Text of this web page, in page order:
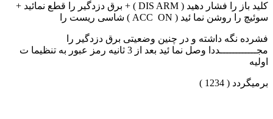
کلید باز را فشار دهید ( DIS ARM ) + برق دزدگیر را قطع نمائید +
سوئیچ را روشن نما ئید ( ACC ON ) شاسی ریست را
فشرده نگه داشته و در چنین وضعیتی برق دزدگیر را
مجــــــــــــددا وصل نما ئید بعد از 3 ثانیه رمز عبور به تنظیما ت
اولیه
برمیگردد ( 1234 )